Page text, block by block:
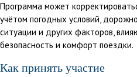
Программа может
учётом погодных условий,
ситуации и других факторов,
безопасность и комфорт поездки.
Как принять участие